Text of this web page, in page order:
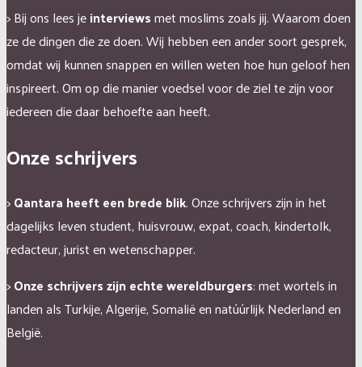
> Bij ons lees jeinterviewsmet moslims zoals jij. Waarom doen
ze de dingen die ze doen. Wij hebben een ander soort gesprek,
omdat wij kunnen snappen en willen weten hoe hun geloof hen
inspireert. Om op die manier voedsel voor de ziel te zijn voor
iedereen die daar behoefte aan heeft.
Onze schrijvers
>Qantara heeft een brede blik. Onze schrijvers zijn in het
dagelijks leven student, huisvrouw, expat, coach, kindertolk,
redacteur, jurist en wetenschapper.
>Onze schrijvers zijn echte wereldburgers: met wortels in
landen als Turkije, Algerije, Somalië en natúúrlijk Nederland en
België.